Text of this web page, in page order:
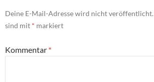
Deine E-Mail-Adresse wird nicht veröffentlicht.
sind mit * markiert
Kommentar *